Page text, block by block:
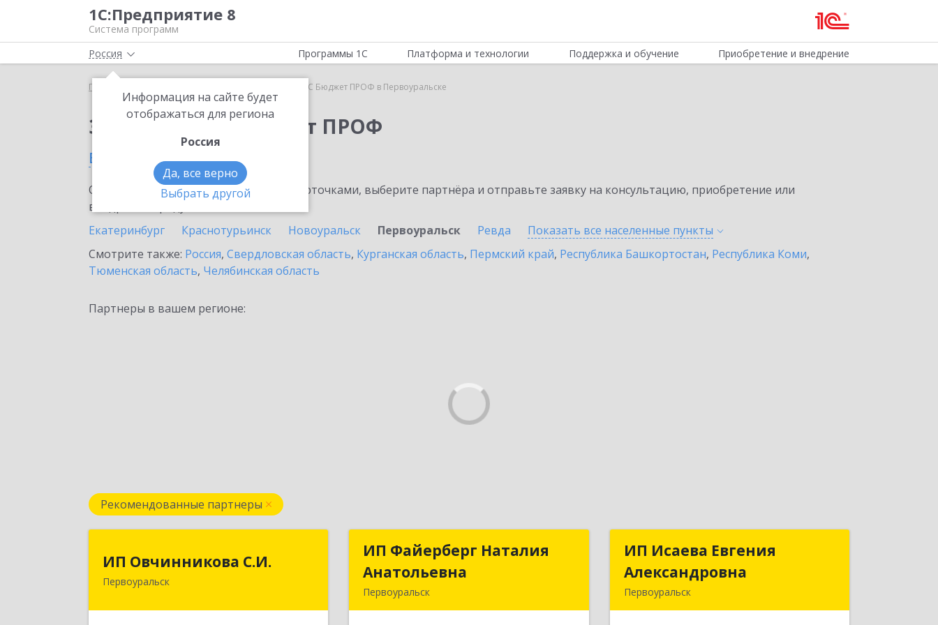
1С:Предприятие 8
Система программ
Россия
Информация на сайте будет
отображаться для региона
Россия
Да, все верно
Выбрать другой
Программы 1С Платформа и технологии Поддержка и обучение Приобретение и внедрение
Главная ИТС Бюджет ПРОФ в Первоуральске
Заказать ИТС Бюджет ПРОФ
в Первоуральске
Ознакомьтесь с информационными карточками, выберите партнёра и отправьте заявку на консультацию, приобретение или
внедрение продукта.
Екатеринбург
Краснотурьинск Новоуральск Первоуральск Ревда Показать все населенные пункты
Смотрите также: Россия, Свердловская область, Курганская область, Пермский край, Республика Башкортостан, Республика Коми,
Тюменская область, Челябинская область
Партнеры в вашем регионе:
Рекомендованные партнеры
ИП Овчинникова С.И.
Первоуральск623119, Свердловская обл,
ИП Файерберг Наталия
Анатольевна
Первоуральск
ИП Файерберг Наталия
ИП Исаева Евгения
Александровна
Первоуральск
ИП Исаева Евгения
Александровна